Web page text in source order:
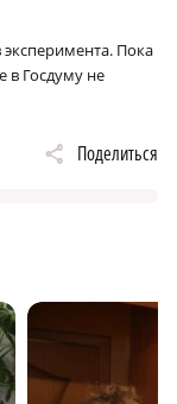
Пока
в Госдуму не
Поделиться